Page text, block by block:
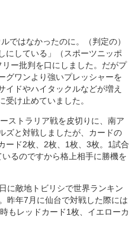
ではなかったのに。（判定の）
にしている」（スポーツニッポ
ー批判を口にしました。だがプ
グワンより強いプレッシャーを
イドやハイタックルなどが増え
け止めていました。
ストラリア戦を皮切りに、南ア
ズと対戦しましたが、カードの
ード2枚、2枚、1枚、3枚。1試合
るのですから格上相手に勝機を
に敵地トビリシで世界ランキン
昨年7月に仙台で対戦した際には
もレッドカード1枚、イエローカ